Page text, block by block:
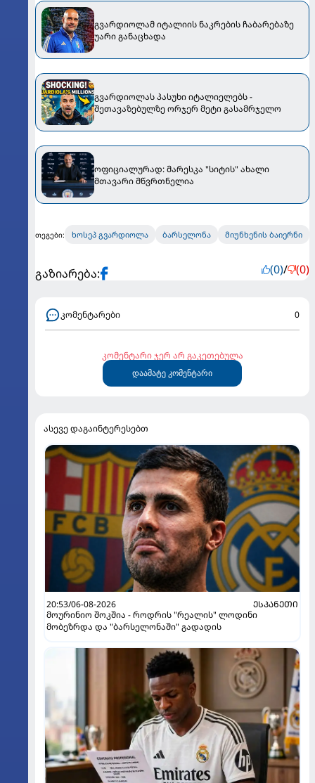
გვარდიოლამ იტალიის ნაკრების ჩაბარებაზე
უარი განაცხადა
გვარდიოლას პასუხი იტალიელებს -
შეთავაზებულზე ორჯერ მეტი გასამრჯელო
ოფიციალურად: მარესკა "სიტის" ახალი
მთავარი მწვრთნელია
თეგები: ხოსეპ გვარდიოლა ბარსელონა მიუნხენის ბაიერნი
გაზიარება: (0)/ (0)
კომენტარები 0
კომენტარი ჯერ არ გაკეთებულა
დაამატე კომენტარი
ასევე დაგაინტერესებთ
20:53/06-08-2026
ᲔᲡᲞᲐᲜᲔᲗᲘ
მოურინიო შოკშია - როდრის "რეალის" ლოდინი
მობეზრდა და "ბარსელონაში" გადადის